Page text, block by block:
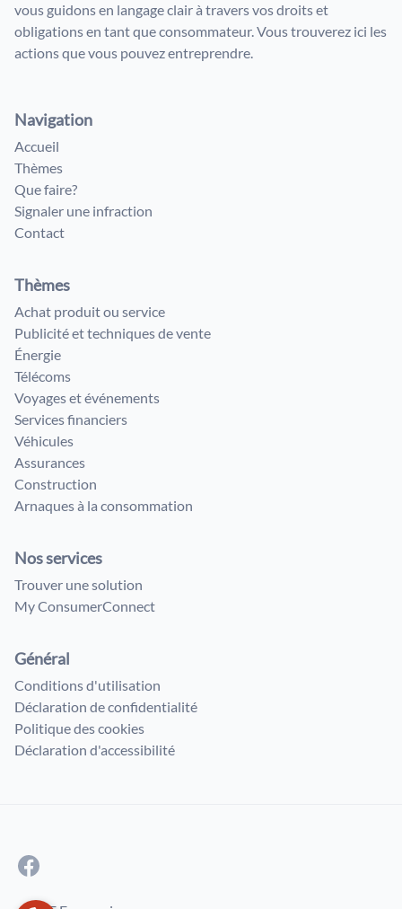
vous guidons en langage clair à travers vos droits et
obligations en tant que consommateur. Vous trouverez ici les
actions que vous pouvez entreprendre.
Navigation
Accueil
Thèmes
Que faire?
Signaler une infraction
Contact
Thèmes
Achat produit ou service
Publicité et techniques de vente
Énergie
Télécoms
Voyages et événements
Services financiers
Véhicules
Assurances
Construction
Arnaques à la consommation
Nos services
Trouver une solution
My ConsumerConnect
Général
Conditions d'utilisation
Déclaration de confidentialité
Politique des cookies
Déclaration d'accessibilité